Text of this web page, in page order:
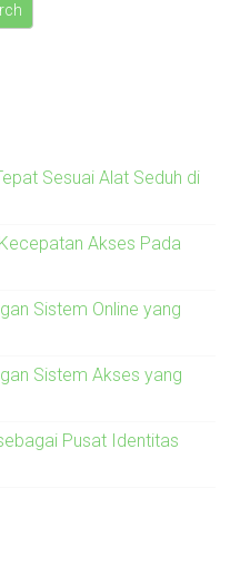
Sesuai Alat Seduh di
Akses Pada
Sistem Online yang
Sistem Akses yang
Pusat Identitas